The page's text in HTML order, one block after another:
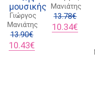
μουσικής
Γιώργος
Μανιάτης
13.90€
Original
price
10.43€Η
τρέχουσα
Μανιάτης
13.78€
Original
price
10.34€
είναι: